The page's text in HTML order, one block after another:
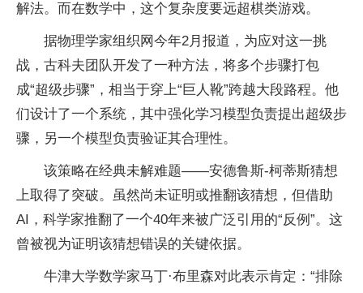
解法。而在数学中，这个复杂度要远超棋类游戏。
据物理学家组织网今年2月报道，为应对这一挑
战，古科夫团队开发了一种方法，将多个步骤打包
成“超级步骤”，相当于穿上“巨人靴”跨越大段路程。他
们设计了一个系统，其中强化学习模型负责提出超级步
骤，另一个模型负责验证其合理性。
该策略在经典未解难题——安德鲁斯-柯蒂斯猜想
上取得了突破。虽然尚未证明或推翻该猜想，但借助
AI，科学家推翻了一个40年来被广泛引用的“反例”。这
曾被视为证明该猜想错误的关键依据。
牛津大学数学家马丁·布里森对此表示肯定：“排除